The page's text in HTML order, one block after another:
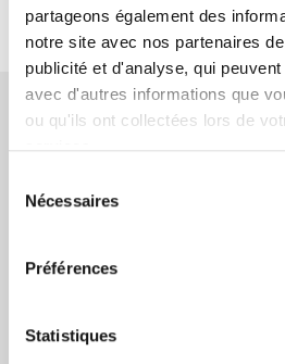
partageons également des
notre site avec nos partenaires
publicité et d'analyse, qui
avec d'autres informations que
ou qu'ils ont collectées lors de
Nécessaires
Préférences
Statistiques
Articles connexes